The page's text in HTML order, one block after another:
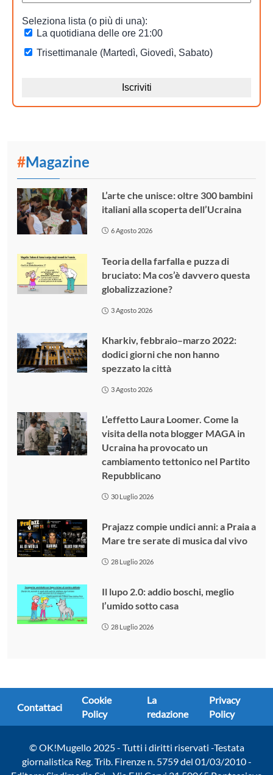
#Magazine
L’arte che unisce: oltre 300 bambini
italiani alla scoperta dell’Ucraina
6 Agosto 2026
Teoria della farfalla e puzza di
bruciato: Ma cos’è davvero questa
globalizzazione?
3 Agosto 2026
Kharkiv, febbraio–marzo 2022:
dodici giorni che non hanno
spezzato la città
3 Agosto 2026
L’effetto Laura Loomer. Come la
visita della nota blogger MAGA in
Ucraina ha provocato un
cambiamento tettonico nel Partito
Repubblicano
30 Luglio 2026
Prajazz compie undici anni: a Praia a
Mare tre serate di musica dal vivo
28 Luglio 2026
Il lupo 2.0: addio boschi, meglio
l’umido sotto casa
28 Luglio 2026
Contattaci
Cookie
Policy
La
redazione
Privacy
Policy
© OK!Mugello 2025 - Tutti i diritti riservati -Testata
giornalistica Reg. Trib. Firenze n. 5759 del 01/03/2010 -